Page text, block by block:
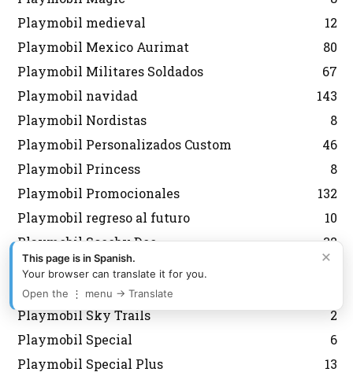
Playmobil medieval
12
Playmobil Mexico Aurimat
80
Playmobil Militares Soldados
67
Playmobil navidad
143
Playmobil Nordistas
8
Playmobil Personalizados Custom
46
Playmobil Princess
8
Playmobil Promocionales
132
Playmobil regreso al futuro
10
Playmobil Scooby Doo
32
Playmobil segunda mano
Playmobil Semana Santa
Playmobil Sky Trails
2
Playmobil Special
6
Playmobil Special Plus
13
×
This page is in Spanish.
Your browser can translate it for you.
Open the ⋮ menu → Translate